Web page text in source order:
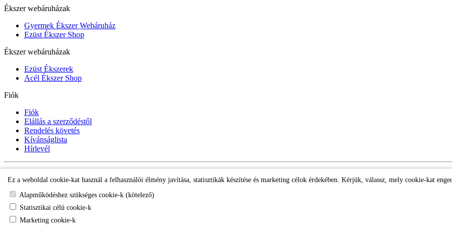
Ékszer webáruházak
Gyermek Ékszer Webáruház
Ezüst Ékszer Shop
Ékszer webáruházak
Ezüst Ékszerek
Acél Ékszer Shop
Fiók
Fiók
Elállás a szerződéstől
Rendelés követés
Kívánságlista
Hírlevél
Ez a weboldal cookie-kat használ a felhasználói élmény javítása, statisztikák készítése és marketing célok érdekében. Kérjük, válassz, mely cookie-kat
Alapműködéshez szükséges cookie-k (kötelező)
Statisztikai célú cookie-k
Marketing cookie-k